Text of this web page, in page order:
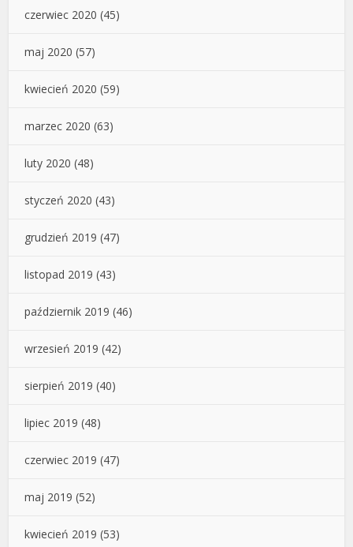
czerwiec 2020 (45)
maj 2020 (57)
kwiecień 2020 (59)
marzec 2020 (63)
luty 2020 (48)
styczeń 2020 (43)
grudzień 2019 (47)
listopad 2019 (43)
październik 2019 (46)
wrzesień 2019 (42)
sierpień 2019 (40)
lipiec 2019 (48)
czerwiec 2019 (47)
maj 2019 (52)
kwiecień 2019 (53)